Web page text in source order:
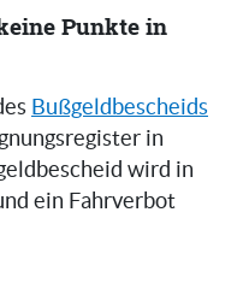
Punkte in
Bußgeldbescheids
in
wird in
ein Fahrverbot